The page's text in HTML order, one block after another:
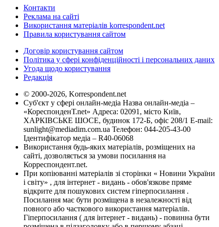
Контакти
Реклама на сайті
Використання матеріалів korrespondent.net
Правила користування сайтом
Договір користування сайтом
Політика у сфері конфіденційності і персональних даних
Угода щодо користування
Редакція
© 2000-2026, Korrespondent.net
Суб'єкт у сфері онлайн-медіа Назва онлайн-медіа –
«КореспонденТ.net» Адреса: 02091, місто Київ,
ХАРКІВСЬКЕ ШОСЕ, будинок 172-Б, офіс 208/1 E-mail:
sunlight@mediadim.com.ua Телефон: 044-205-43-00
Ідентифікатор медіа – R40-06068
Використання будь-яких матеріалів, розміщених на
сайті, дозволяється за умови посилання на
Корреспондент.net.
При копіюванні матеріалів зі сторінки « Новини України
і світу» , для інтернет - видань - обов'язкове пряме
відкрите для пошукових систем гіперпосилання .
Посилання має бути розміщена в незалежності від
повного або часткового використання матеріалів.
Гіперпосилання ( для інтернет - видань) - повинна бути